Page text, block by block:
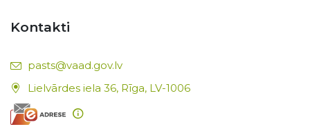
Kontakti
E-pasts:
pasts@vaad.gov.lv
Lielvārdes iela 36, Rīga, LV-1006